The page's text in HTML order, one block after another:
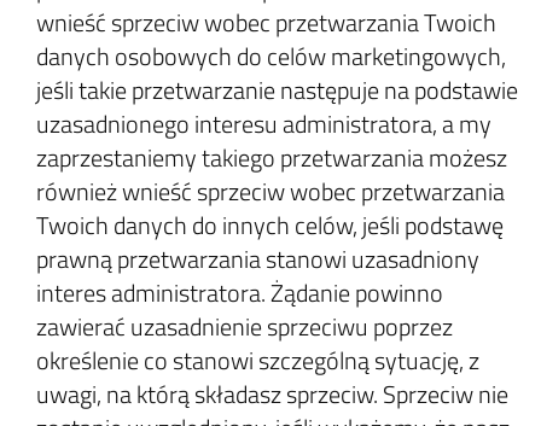
wnieść sprzeciw wobec przetwarzania Twoich
danych osobowych do celów marketingowych,
jeśli takie przetwarzanie następuje na podstawie
uzasadnionego interesu administratora, a my
zaprzestaniemy takiego przetwarzania możesz
również wnieść sprzeciw wobec przetwarzania
Twoich danych do innych celów, jeśli podstawę
prawną przetwarzania stanowi uzasadniony
interes administratora. Żądanie powinno
zawierać uzasadnienie sprzeciwu poprzez
określenie co stanowi szczególną sytuację, z
uwagi, na którą składasz sprzeciw. Sprzeciw nie